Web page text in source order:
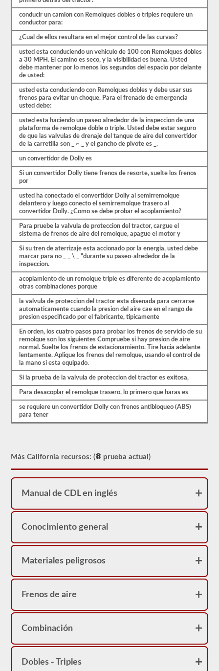
CDL.
examen
preguntas
opción
múltiple,
debe
obtener
al
menos
80%
(16
de
20)
para
aprobar
dobles
triples.
Nuestras
pruebas
práctica
CDL
examen
real,
una
pregunta
por
página,
respuestas
de
opción
múltiple
una
oportunidad
para
hacerlo
nuestras
de
práctica
comentarios
mostrando
pregunta
destacando
la
respuesta
y
dando
breve
de
respuesta
correcta.
conducir un camion con Remolques dobles o triples requiere un
conductor para:
¿Cual de ellos resultara en el mejor control de las curvas?
usted esta conduciendo un vehiculo de 100 con Remolques dobles
a 30 MPH. El camino es seco, y la visibilidad es buena. Usted
debe mantener por lo menos los segundos del espacio por delante
de usted:
usted esta conduciendo con Remolques dobles y debe usar sus
frenos para evitar un choque. Para el frenado de emergencia
usted debe:
usted esta haciendo un paseo alrededor de la inspeccion de una
plataforma de remolque doble o triple. Usted debe estar seguro
de que las valvulas de drenaje del tanque de aire del convertidor
de la carretilla son _ ~ _ y el gancho de pivote es _.
un convertidor de Dolly es
Si un convertidor Dolly tiene frenos de resorte, suelte los frenos
por
usted ha conectado el convertidor Dolly al semirremolque
delantero y luego conecto el semirremolque trasero al
convertidor Dolly. ¿Como se debe probar el acoplamiento?
Para pruebe la valvula de proteccion del tractor, cargue el
sistema de frenos de aire del remolque, apague el motor y
Si su tren de aterrizaje esta accionado por la energia, usted debe
marcar para no _ _ \ _ "durante su paseo-alrededor de la
inspeccion.
acoplamiento de un remolque triple es diferente de acoplamiento
otras combinaciones porque
la valvula de proteccion del tractor esta disenada para cerrarse
automaticamente cuando la presion del aire cae en el rango de
presion especificado por el fabricante, tipicamente
En orden, los cuatro pasos para probar los frenos de servicio de su
remolque son los siguientes Compruebe si hay presion de aire
normal. Suelte los frenos de estacionamiento. Tire hacia adelante
lentamente. Aplique los frenos del remolque, usando el control de
la mano si esta equipado.
Si la prueba de la valvula de proteccion del tractor es exitosa,
Para desacoplar el remolque trasero, lo primero que haras es
se requiere un convertidor Dolly con frenos antibloqueo (ABS)
para tener
Más California recursos: ( prueba actual)
Manual de CDL en inglés
Conocimiento general
Materiales peligrosos
Frenos de aire
Combinación
Dobles - Triples